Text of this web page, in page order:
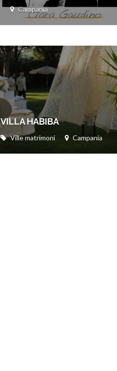
Campania
VILLA HABIBA
Ville matrimoni Campania